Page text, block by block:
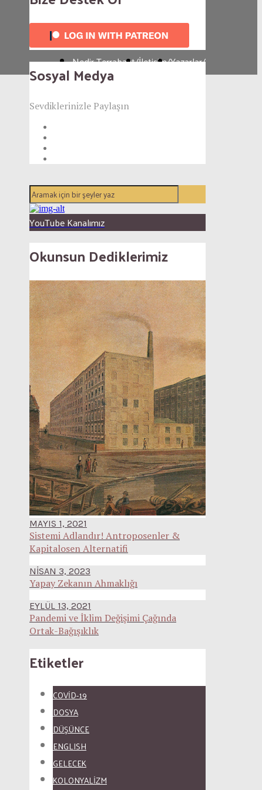
Sosyal Medya
Sevdiklerinizle Paylaşın
YouTube Kanalımız
Okunsun Dediklerimiz
MAYIS 1, 2021
Sistemi Adlandır! Antroposenler &
Kapitalosen Alternatifi
NISAN 3, 2023
Yapay Zekanın Ahmaklığı
EYLÜL 13, 2021
Pandemi ve İklim Değişimi Çağında
Ortak-Bağışıklık
Etiketler
COVID-19
DOSYA
DÜŞÜNCE
ENGLISH
GELECEK
KOLONYALİZM
Nedir Terrabayt/İletişim/Yazarlar/